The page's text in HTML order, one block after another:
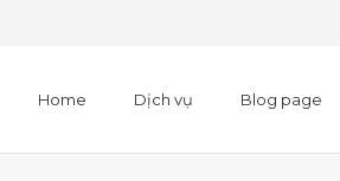
Home Dịch vụ Blog page